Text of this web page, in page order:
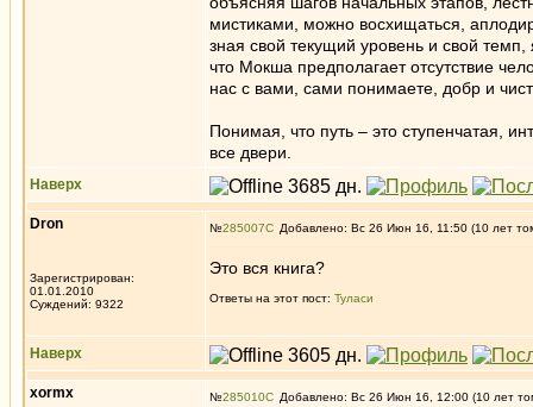
мистиками, можно восхищаться,
зная свой текущий уровень и свой
что Мокша предполагает отсутствие
нас с вами, сами понимаете, добр и
Понимая, что путь – это ступенчатая,
все двери.
Наверх
Dron
Зарегистрирован:
01.01.2010
Суждений: 9322
№285007 Добавлено: Вс 26 Июн 16, 11:50 (10 лет
Это вся книга?
Ответы на этот пост: Туласи
Наверх
xormx №285010 Добавлено: Вс 26 Июн 16, 12:00 (10 лет